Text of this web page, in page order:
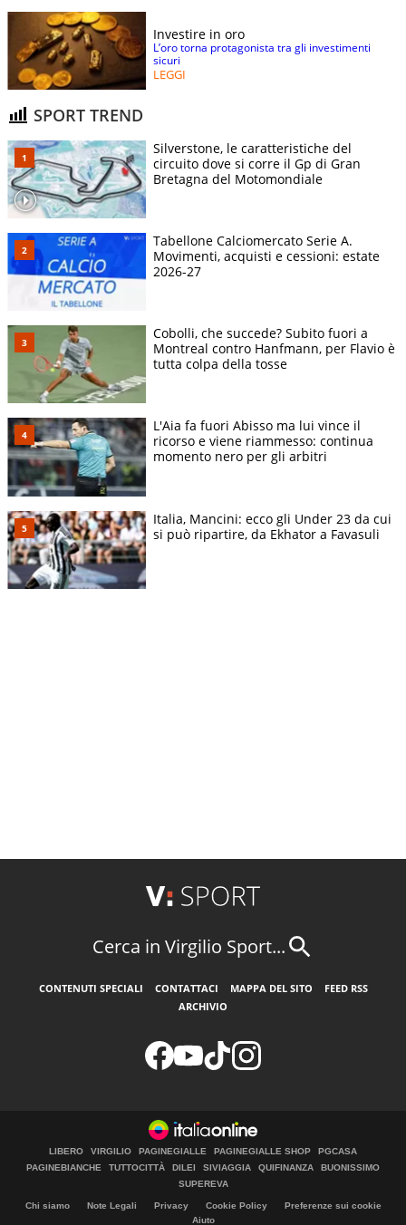
Investire in oro
L’oro torna protagonista tra gli investimenti
sicuri
LEGGI
SPORT TREND
Silverstone, le caratteristiche del
circuito dove si corre il Gp di Gran
Bretagna del Motomondiale
Tabellone Calciomercato Serie A.
Movimenti, acquisti e cessioni: estate
2026-27
Cobolli, che succede? Subito fuori a
Montreal contro Hanfmann, per Flavio è
tutta colpa della tosse
L'Aia fa fuori Abisso ma lui vince il
ricorso e viene riammesso: continua
momento nero per gli arbitri
Italia, Mancini: ecco gli Under 23 da cui
si può ripartire, da Ekhator a Favasuli
Cerca in Virgilio Sport...
CONTENUTI SPECIALI CONTATTACI MAPPA DEL SITO
FEED RSS
ARCHIVIO
LIBERO VIRGILIO PAGINEGIALLE PAGINEGIALLE SHOP
PGCASA
PAGINEBIANCHE
TUTTOCITTÀ DILEI SIVIAGGIA QUIFINANZA
BUONISSIMO
SUPEREVA
Chi siamo Note Legali Privacy Cookie Policy
Preferenze sui cookie
Aiuto